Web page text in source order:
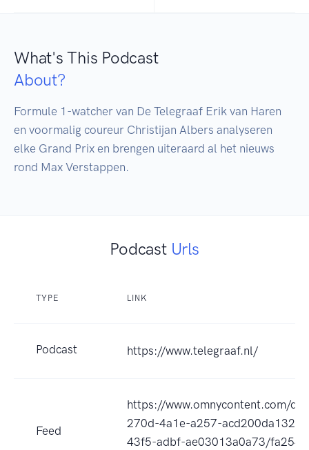
What's This Podcast
About?
Formule 1-watcher van De Telegraaf Erik van Haren
en voormalig coureur Christijan Albers analyseren
elke Grand Prix en brengen uiteraard al het nieuws
rond Max Verstappen.
Podcast Urls
TYPE LINK
Podcast https://www.telegraaf.nl/
Feed
https://www.omnycontent.com/
270d-4a1e-a257-
43f5-adbf-ae03013a0a73/